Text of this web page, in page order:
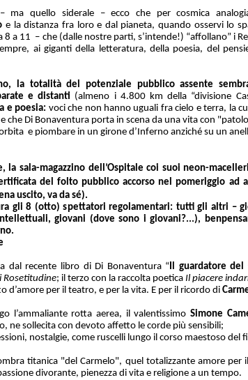
ma quello siderale – ecco che per cosmica
e la distanza fra loro e dal pianeta, quando osservi lo
8 a 11 – che (dalle nostre parti, s’intende!) “affollano” i
ai giganti della letteratura, della poesia, del
la totalità del potenziale pubblico assente
e distanti (almeno i 4.800 km della “divisione
e poesia: voci che non hanno uguali fra cielo e terra, la
che Di Bonaventura porta in scena da una vita con
e piombare in un girone d’Inferno anziché su un
la sala-magazzino dell’Ospitale coi suoi neon-
del folto pubblico accorso nel pomeriggio ad
uscito, va da sé).
gli 8 (otto) spettatori regolamentari: tutti gli altri –
giovani (dove sono i giovani?...),
dal recente libro di Di Bonaventura “ Il guardatore del
Rosetitudine; il terzo con la raccolta poetica Il piacere
d’amore per il teatro, e per la vita. E per il ricordo di
l’ammaliante rotta aerea, il valentissimo Simone
ne sollecita con devoto affetto le corde più sensibili;
nostalgie, come ruscelli lungo il corso maestoso del
titanica "del Carmelo", quel totalizzante amore per
divorante, pienezza di vita e religione a un tempo.